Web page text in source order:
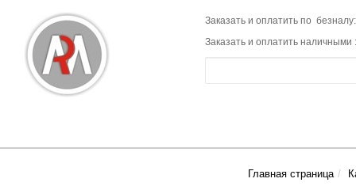
Заказать и оплатить по
Заказать и оплатить наличными
Главная страница